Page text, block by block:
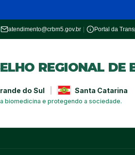
atendimento@crbm5.gov.br | Portal da
REGIONAL DE
do Sul Santa Catarina
biomedicina e protegendo a sociedade.